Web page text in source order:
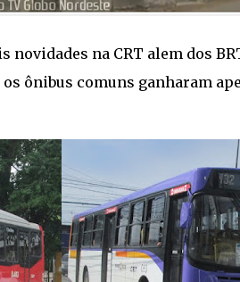
novidades na CRT alem dos
ônibus comuns ganharam